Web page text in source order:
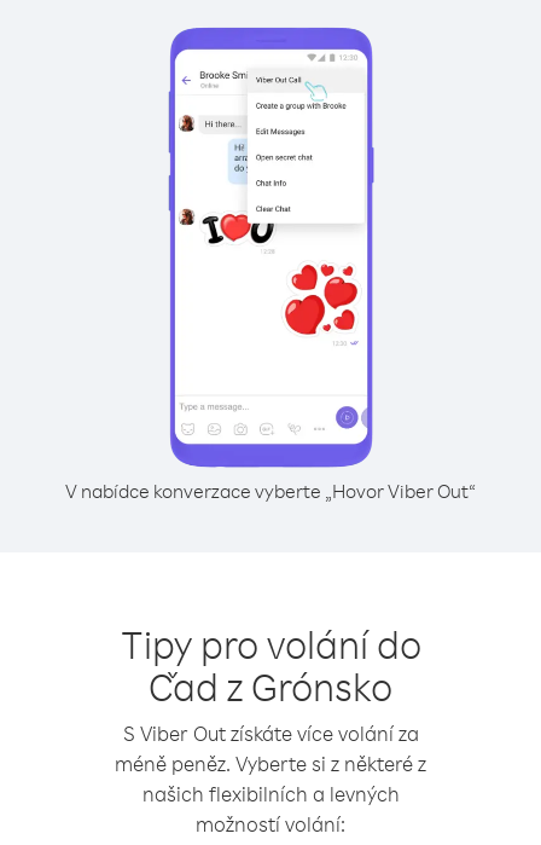
V nabídce konverzace vyberte „Hovor Viber Out“
Tipy pro volání do
Čad z Grónsko
S Viber Out získáte více volání za
méně peněz. Vyberte si z některé z
našich flexibilních a levných
možností volání: